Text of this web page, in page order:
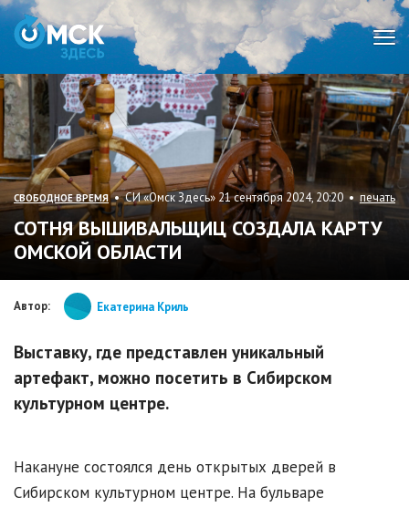
СВОБОДНОЕ ВРЕМЯ• СИ «Омск Здесь» 21 сентября 2024, 20:20 •печать
СОТНЯ ВЫШИВАЛЬЩИЦ СОЗДАЛА КАРТУ
ОМСКОЙ ОБЛАСТИ
Автор: Екатерина Криль
Выставку, где представлен уникальный
артефакт, можно посетить в Сибирском
культурном центре.
Накануне состоялся день открытых дверей в
Сибирском культурном центре. На бульваре